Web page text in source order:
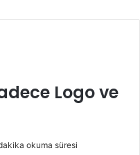
Logo ve
okuma süresi